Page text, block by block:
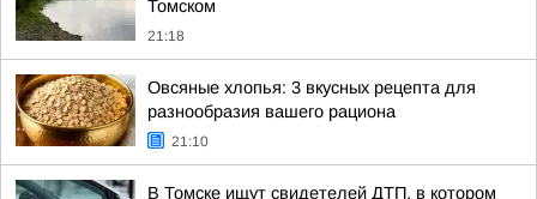
Томском
21:18
Овсяные хлопья: 3 вкусных рецепта для
разнообразия вашего рациона
21:10
В Томске ищут свидетелей ДТП, в котором